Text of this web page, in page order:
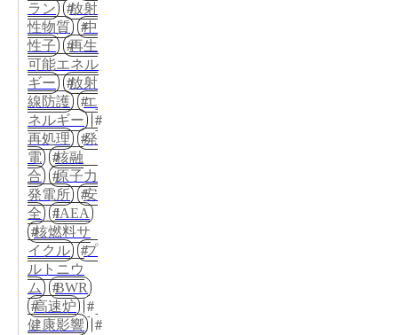
ラン
放射
性物質
中
性子
再生
可能エネル
ギー
放射
線防護
エ
ネルギー
再処理
発
電
核融
合
原子力
発電所
安
全
IAEA
核燃料サ
イクル
プ
ルトニウ
ム
BWR
高速炉
健康影響